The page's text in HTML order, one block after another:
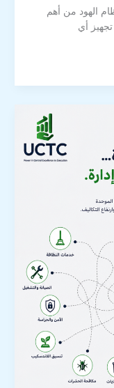
الهود من أهم
أي